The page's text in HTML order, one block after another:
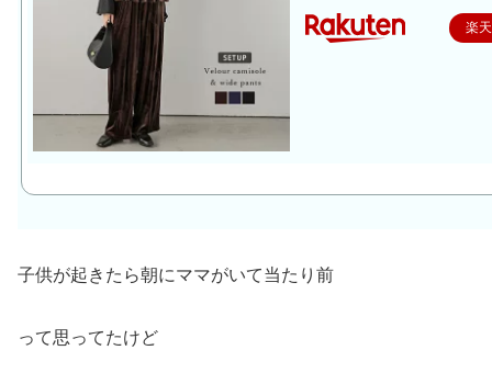
楽
子供が起きたら朝にママがいて当たり前
って思ってたけど